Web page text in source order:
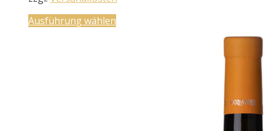
Ausführung wählen